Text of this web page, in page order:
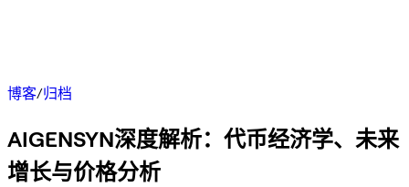
博客/归档
AIGENSYN深度解析：代币经济学、未来
增长与价格分析